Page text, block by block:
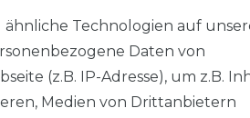
Jail House Rock
Technologien auf
Daten von
(z.B. IP-Adresse), um z.B.
Medien von Drittanbietern